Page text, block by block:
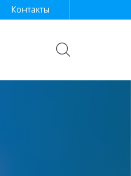
Контакты
Открыть